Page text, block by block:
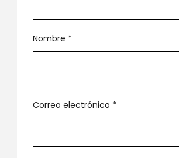
Nombre *
Correo electrónico *